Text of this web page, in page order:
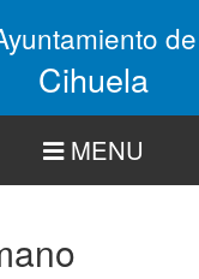
de
Cihuela
MENU